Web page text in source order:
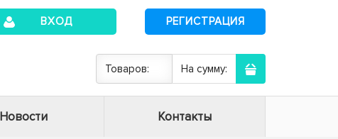
ВХОД РЕГИСТРАЦИЯ
Товаров: На сумму:
Новости Контакты